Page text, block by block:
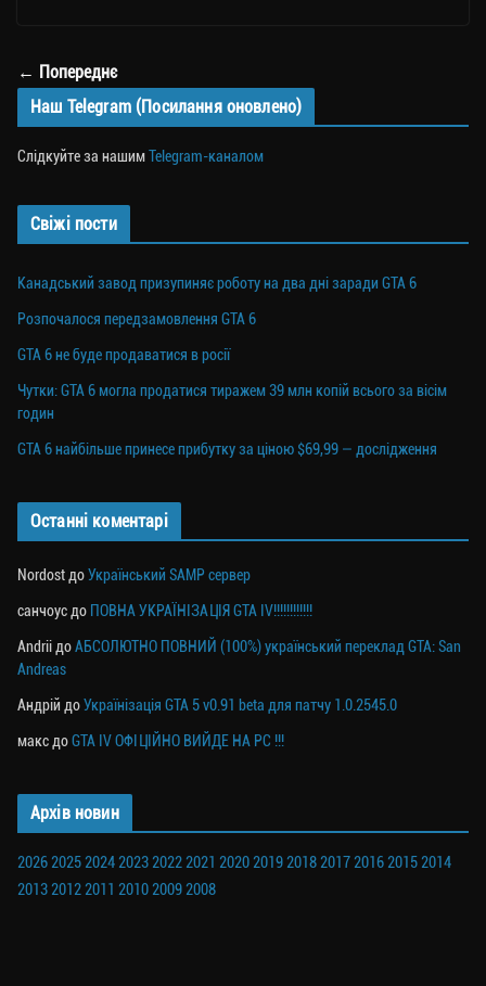
← Попереднє
Наш Telegram (Посилання оновлено)
Слідкуйте за нашимTelegram-каналом
Свіжі пости
Канадський завод призупиняє роботу на два дні заради GTA 6
Розпочалося передзамовлення GTA 6
GTA 6 не буде продаватися в росії
Чутки: GTA 6 могла продатися тиражем 39 млн копій всього за вісім
годин
GTA 6 найбільше принесе прибутку за ціною $69,99 — дослідження
Останні коментарі
NordostдоУкраїнський SAMP сервер
санчоусдо ПОВНА УКРАЇНІЗАЦІЯ GTA IV!!!!!!!!!!!!
AndriiдоАБСОЛЮТНО ПОВНИЙ (100%) український переклад GTA: San
Andreas
Андрій доУкраїнізація GTA 5 v0.91 beta для патчу 1.0.2545.0
максдоGTA IV ОФІЦІЙНО ВИЙДЕ НА PC !!!
Архів новин
202620252024202320222021 2020201920182017201620152014
201320122011 201020092008